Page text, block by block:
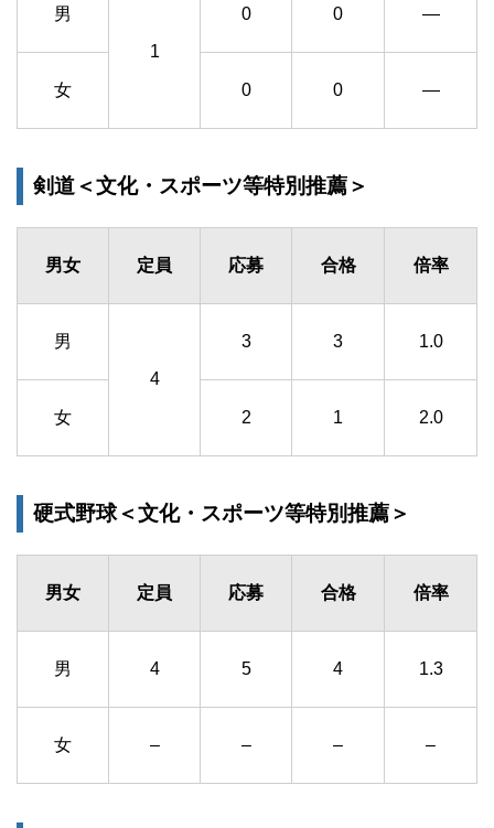
男
1
0 0 ―
女 0 0 ―
剣道＜文化・スポーツ等特別推薦＞
男女 定員 応募 合格 倍率
男
4
3 3 1.0
女 2 1 2.0
硬式野球＜文化・スポーツ等特別推薦＞
男女 定員 応募 合格 倍率
男 4 5 4 1.3
女 – – – –